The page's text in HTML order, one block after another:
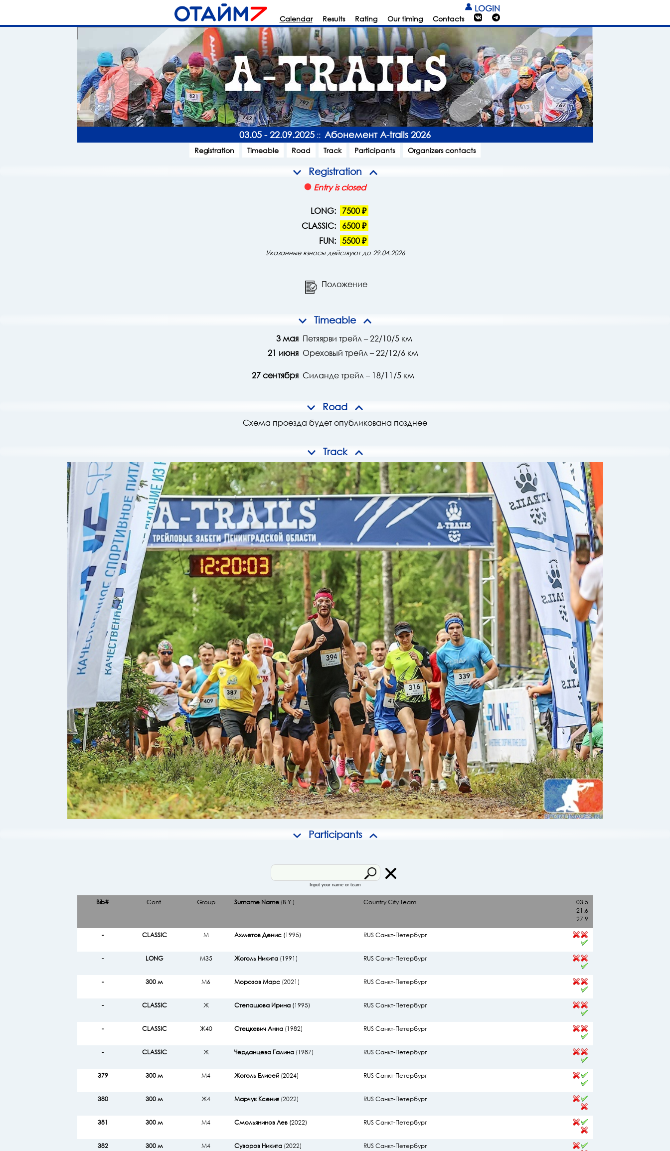
LOGIN
Calendar Results Rating Our timing Contacts
03.05 - 22.09.2025 :: Абонемент A-trails 2026
Registration Timeable Road Track Participants Organizers contacts
Registration
Entry is closed
LONG:
7500 ₽
CLASSIC:
6500 ₽
FUN: 5500 ₽
Указанные взносы действуют до 29.04.2026
Положение
Timeable
3 мая Петяярви трейл – 22/10/5 км
21 июня Ореховый трейл – 22/12/6 км
27 сентября Силанде трейл – 18/11/5 км
Road
Схема проезда будет опубликована позднее
Track
Participants
Input your name or team
Bib# Cont. Group Surname Name (B.Y.) Country City Team
03.5
21.6
27.9
-
CLASSIC М Ахметов Денис (1995) RUS Санкт-Петербург
- LONG М35 Жоголь Никита (1991) RUS Санкт-Петербург
- 300 м М6 Морозов Марс (2021) RUS Санкт-Петербург
- CLASSIC Ж Степашова Ирина (1995) RUS Санкт-Петербург
- CLASSIC Ж40 Стецкевич Анна (1982) RUS Санкт-Петербург
- CLASSIC Ж Черданцева Галина (1987) RUS Санкт-Петербург
379 300 м М4 Жоголь Елисей (2024) RUS Санкт-Петербург
380 300 м Ж4 Марчук Ксения (2022) RUS Санкт-Петербург
381 300 м М4 Смольянинов Лев (2022) RUS Санкт-Петербург
382 300 м М4 Суворов Никита (2022) RUS Санкт-Петербург